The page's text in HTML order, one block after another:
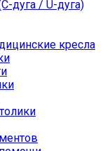
дуга / U-дуга)
кресла